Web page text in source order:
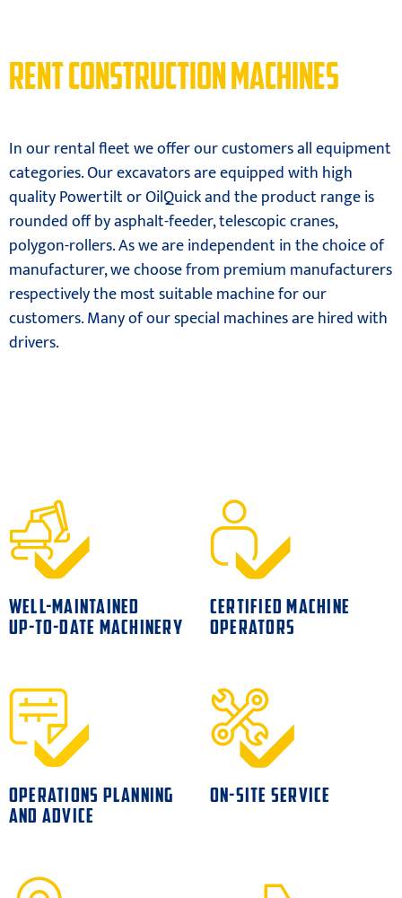
RENT CONSTRUCTION MACHINES
In our rental fleet we offer our customers all equipment
categories. Our excavators are equipped with high
quality Powertilt or OilQuick and the product range is
rounded off by asphalt-feeder, telescopic cranes,
polygon-rollers. As we are independent in the choice of
manufacturer, we choose from premium manufacturers
respectively the most suitable machine for our
customers. Many of our special machines are hired with
drivers.
WELL-MAINTAINED
UP-TO-DATE MACHINERY
CERTIFIED MACHINE
OPERATORS
OPERATIONS PLANNING
AND ADVICE
ON-SITE SERVICE